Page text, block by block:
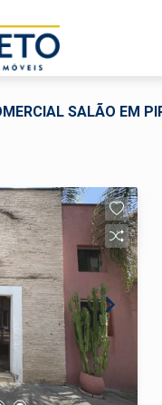
SALÃO EM